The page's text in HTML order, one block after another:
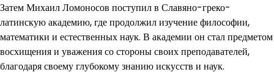
Затем Михаил Ломоносов поступил в Славяно-греко-
латинскую академию, где продолжил изучение философии,
математики и естественных наук. В академии он стал предметом
восхищения и уважения со стороны своих преподавателей,
благодаря своему глубокому знанию искусств и наук.